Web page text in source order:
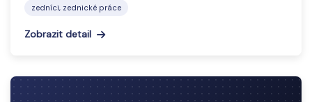
zedníci, zednické práce
Zobrazit detail